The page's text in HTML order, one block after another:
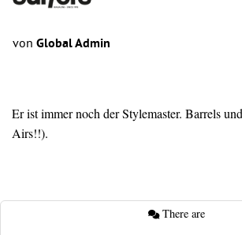
von Global Admin
Er ist immer noch der Stylemaster. Barrels
Airs!!).